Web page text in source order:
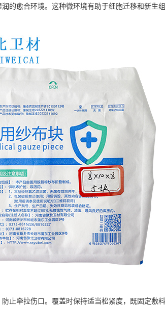
的愈合环境。这种微环境有助于细胞迁移和新生
牵拉伤口。覆盖时保持适当松紧度，既固定敷